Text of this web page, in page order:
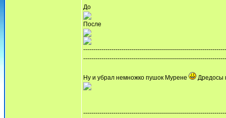
До
После
Ну и убрал немножко пушок Мурене Дредосы